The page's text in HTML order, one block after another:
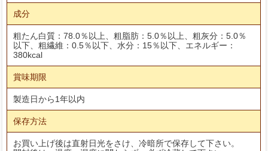
成分
粗たん白質：78.0％以上、粗脂肪：5.0％以上、粗灰分：5.0％
以下、粗繊維：0.5％以下、水分：15％以下、エネルギー：
380kcal
賞味期限
製造日から1年以内
保存方法
お買い上げ後は直射日光をさけ、冷暗所で保存して下さい。